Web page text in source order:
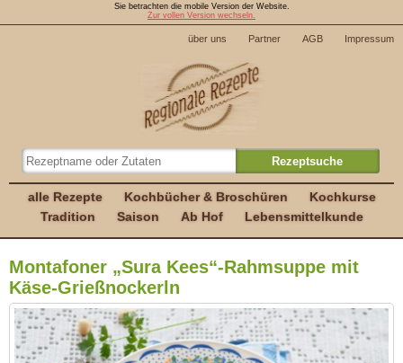
Sie betrachten die mobile Version der Website.
Zur vollen Version wechseln.
über uns Partner AGB Impressum
alle Rezepte Kochbücher & Broschüren
Kochkurse
Tradition
Saison Ab Hof Lebensmittelkunde
Montafoner „Sura Kees“-Rahmsuppe mit
Käse-Grießnockerln